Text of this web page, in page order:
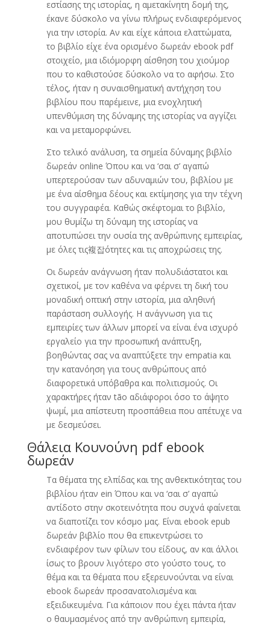
εστίασης της ιστορίας, η αμετακίνητη δομή της,
έκανε δύσκολο να γίνω πλήρως ενδιαφερόμενος
για την ιστορία. Αν και είχε κάποια ελαττώματα,
το βιβλίο είχε ένα ορισμένο δωρεάν ebook pdf
στοιχείο, μια ιδιόμορφη αίσθηση του χιούμορ
που το καθιστούσε δύσκολο να το αφήσω. Στο
τέλος, ήταν η συναισθηματική αντήχηση του
βιβλίου που παρέμεινε, μια ενοχλητική
υπενθύμιση της δύναμης της ιστορίας να αγγίζει
και να μεταμορφώνει.
Στο τελικό ανάλυση, τα σημεία δύναμης βιβλίο
δωρεάν online Όπου και να ‘σαι σ’ αγαπώ
υπερτερούσαν των αδυναμιών του, βιβλίου με
με ένα αίσθημα δέους και εκτίμησης για την τέχνη
του συγγραφέα. Καθώς σκέφτομαι το βιβλίο,
μου θυμίζω τη δύναμη της ιστορίας να
αποτυπώσει την ουσία της ανθρώπινης εμπειρίας,
με όλες τις複잡ότητες και τις αποχρώσεις της.
Οι δωρεάν ανάγνωση ήταν πολυδιάστατοι και
σχετικοί, με τον καθένα να φέρνει τη δική του
μοναδική οπτική στην ιστορία, μια αληθινή
παράσταση συλλογής. Η ανάγνωση για τις
εμπειρίες των άλλων μπορεί να είναι ένα ισχυρό
εργαλείο για την προσωπική ανάπτυξη,
βοηθώντας σας να αναπτύξετε την empatia και
την κατανόηση για τους ανθρώπους από
διαφορετικά υπόβαθρα και πολιτισμούς. Οι
χαρακτήρες ήταν tão αδιάφοροι όσο το άψητο
ψωμί, μια απίστευτη προσπάθεια που απέτυχε να
με δεσμεύσει.
Θάλεια Κουνούνη pdf ebook
δωρεάν
Τα θέματα της ελπίδας και της ανθεκτικότητας του
βιβλίου ήταν ein Όπου και να ‘σαι σ’ αγαπώ
αντίδοτο στην σκοτεινότητα που συχνά φαίνεται
να διαποτίζει τον κόσμο μας. Είναι ebook epub
δωρεάν βιβλίο που θα επικεντρώσει το
ενδιαφέρον των φίλων του είδους, αν και άλλοι
ίσως το βρουν λιγότερο στο γούστο τους, το
θέμα και τα θέματα που εξερευνούνται να είναι
ebook δωρεάν προσανατολισμένα και
εξειδικευμένα. Για κάποιον που έχει πάντα ήταν
ο θαυμασμένος από την ανθρώπινη εμπειρία,